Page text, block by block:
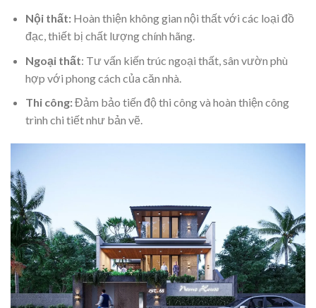
Nội thất:Hoàn thiện không gian nội thất với các loại đồ
đạc, thiết bị chất lượng chính hãng.
Ngoại thất: Tư vấn kiến trúc ngoại thất, sân vườn phù
hợp với phong cách của căn nhà.
Thi công:Đảm bảo tiến độ thi công và hoàn thiện công
trình chi tiết như bản vẽ.